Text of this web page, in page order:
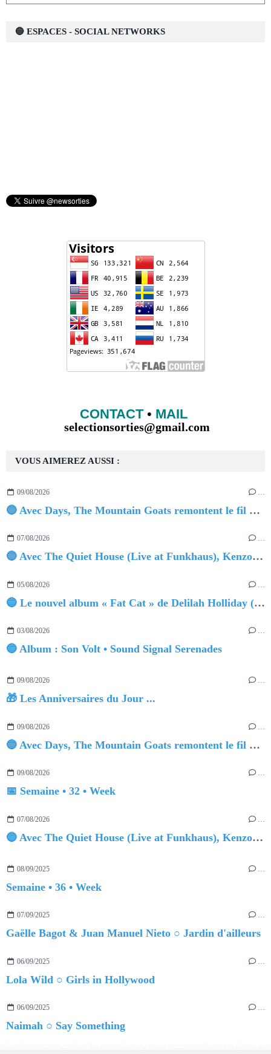
VOUS AIMEREZ AUSSI :
09/08/2026 …
🔵 Avec Days, The Mountain Goats remontent le fil du temps
07/08/2026 …
🔵 Avec The Quiet House (Live at Funkhaus), Kenzo Zurzolo livre une performance aussi intense qu'envoûtante.
05/08/2026
🔵 Le nouvel album « Fat Cat » de Delilah Holliday (sortie le 30 Octobre 2026)
03/08/2026 …
🔵 Album : Son Volt • Sound Signal Serenades
09/08/2026 …
🎁 Les Anniversaires du Jour ...
09/08/2026 …
🔵 Avec Days, The Mountain Goats remontent le fil du temps
09/08/2026 …
📅 Semaine • 32 • Week
07/08/2026
🔵 Avec The Quiet House (Live at Funkhaus), Kenzo Zurzolo livre une performance aussi intense qu'envoûtante.
08/09/2025 …
Semaine • 36 • Week
07/09/2025 …
Gaëlle Bagot & Juan Manuel Nieto ○ Jardin d'ailleurs
06/09/2025
Lola Wild ○ Girls in Hollywood
06/09/2025 …
Naimah ○ Say Something
🔵 ESPACES - SOCIAL NETWORKS
CONTACT• MAIL
selectionsorties@gmail.com